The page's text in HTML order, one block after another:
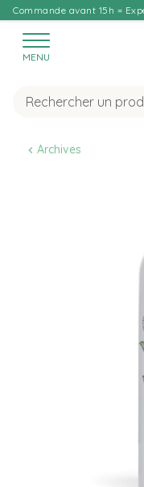
Commande avant 15h =
MENU
Archives